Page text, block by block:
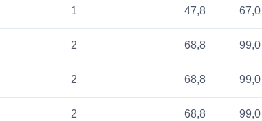
1 47,8 67,0
2 68,8 99,0
2 68,8 99,0
2 68,8 99,0